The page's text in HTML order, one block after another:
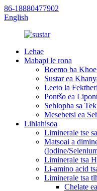
86-18880477902
English
Lehae
Mabapi le rona
Boemo ba
Sustar ea
Leeto la
Pontšo ea
Sehlopha sa
Mesebetsi ea
Lihlahisoa
Liminerale tse
Matsoai a
(Iodine/
Liminerale tsa
Li-amino acid
Liminerale tsa
Chelate